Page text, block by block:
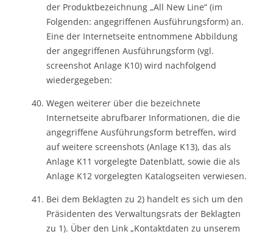
der Produktbezeichnung „All New Line“ (im
Folgenden: angegriffenen Ausführungsform) an.
Eine der Internetseite entnommene Abbildung
der angegriffenen Ausführungsform (vgl.
screenshot Anlage K10) wird nachfolgend
wiedergegeben:
Wegen weiterer über die bezeichnete
Internetseite abrufbarer Informationen, die die
angegriffene Ausführungsform betreffen, wird
auf weitere screenshots (Anlage K13), das als
Anlage K11 vorgelegte Datenblatt, sowie die als
Anlage K12 vorgelegten Katalogseiten verwiesen.
Bei dem Beklagten zu 2) handelt es sich um den
Präsidenten des Verwaltungsrats der Beklagten
zu 1). Über den Link „Kontaktdaten zu unserem